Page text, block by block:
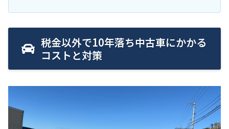
税金以外で10年落ち中古車にかかる
コストと対策